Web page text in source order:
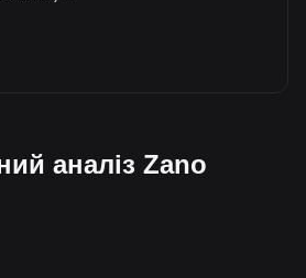
аналіз Zano